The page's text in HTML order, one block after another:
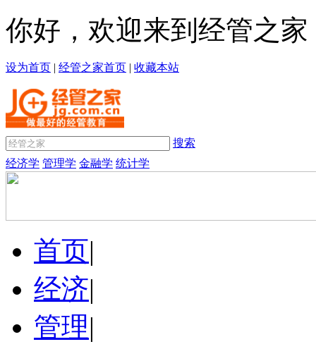
你好，欢迎来到经管之家
设为首页 | 经管之家首页 | 收藏本站
搜索
经济学 管理学 金融学 统计学
首页|
经济|
管理|